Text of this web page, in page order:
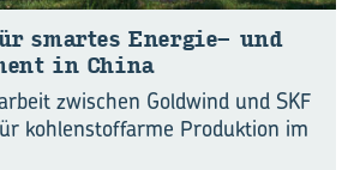
smar­tes Energie-​ und
in China
zwischen Goldwind und SKF
kohlenstoffarme Produktion im